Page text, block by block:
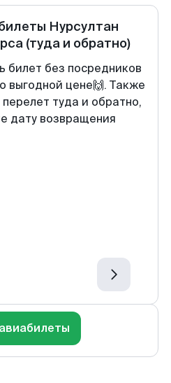
Нурсултан
(туда и обратно)
билет без посредников
выгодной цене🙌. Также
туда и обратно,
дату возвращения